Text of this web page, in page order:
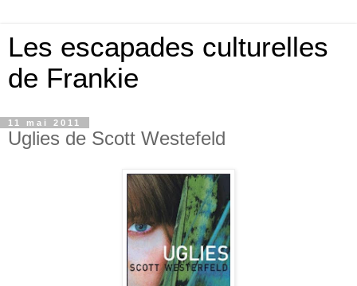
Les escapades culturelles
de Frankie
11 mai 2011
Uglies de Scott Westefeld